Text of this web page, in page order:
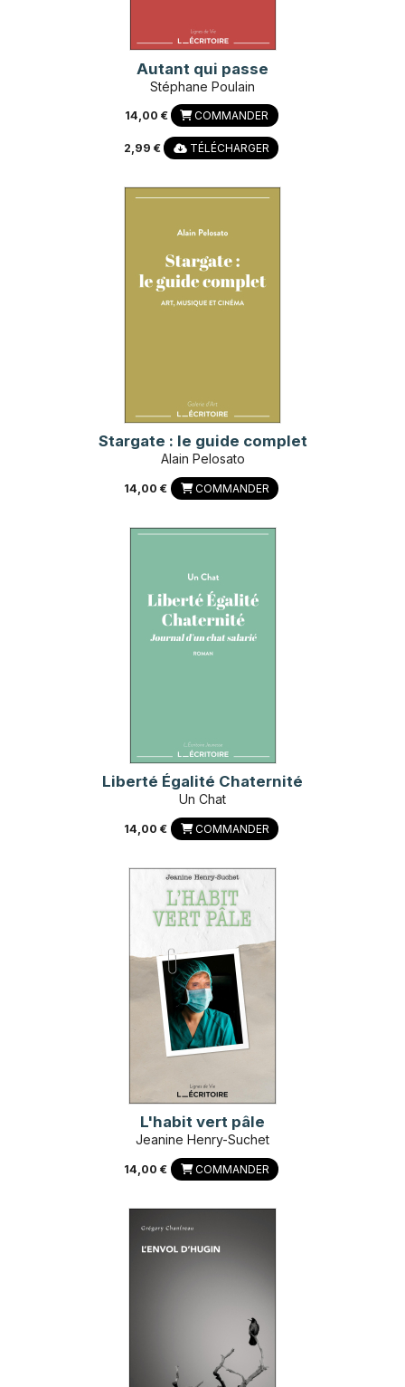
Autant qui passe
Stéphane Poulain
14,00 € COMMANDER
2,99 € TÉLÉCHARGER
Stargate : le guide complet
Alain Pelosato
14,00 € COMMANDER
Liberté Égalité Chaternité
Un Chat
14,00 € COMMANDER
L'habit vert pâle
Jeanine Henry-Suchet
14,00 € COMMANDER